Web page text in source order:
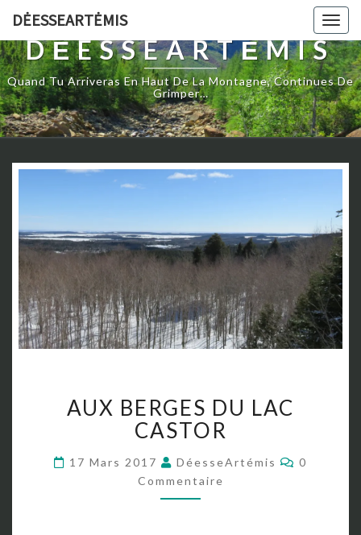
DĖESSEARTĖMIS
DĖESSEARTĖMIS
Quand Tu Arriveras En Haut De La Montagne, Continues De
Grimper…
U
X
B
E
R
G
AUX BERGES DU LAC
CASTOR
17 Mars 2017 DéesseArtémis
C
O
0
Commentaire